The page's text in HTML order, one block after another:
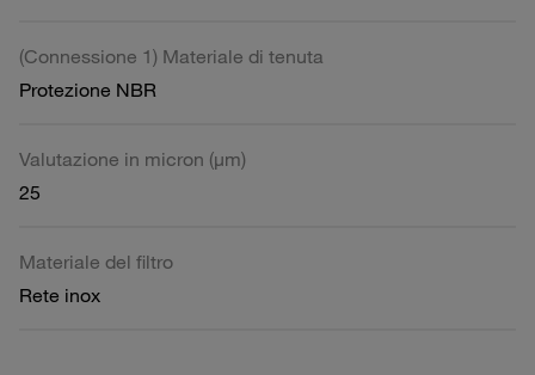
(Connessione 1) Materiale di tenuta
Protezione NBR
Valutazione in micron (µm)
25
Materiale del filtro
Rete inox